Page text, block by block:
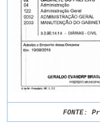
FONTE: